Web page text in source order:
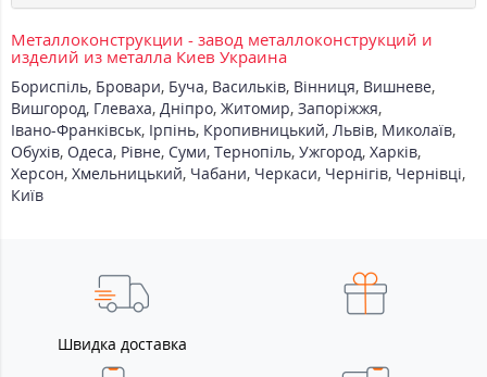
Металлоконструкции - завод металлоконструкций и
изделий из металла Киев Украина
Бориспіль, Бровари, Буча, Васильків, Вінниця, Вишневе,
Вишгород, Глеваха, Дніпро, Житомир, Запоріжжя,
Івано-Франківськ, Ірпінь, Кропивницький, Львів, Миколаїв,
Обухів, Одеса, Рівне, Суми, Тернопіль, Ужгород, Харків,
Херсон, Хмельницький, Чабани, Черкаси, Чернігів, Чернівці,
Київ
Швидка доставка